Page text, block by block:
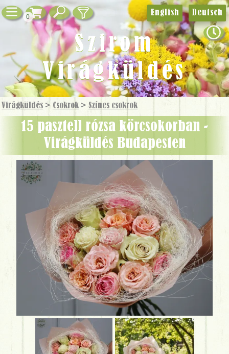
0
Virágküldés > Csokrok >Színes csokrok
15 pasztell rózsa körcsokorban -
Virágküldés Budapesten
English Deutsch
Szirom
Virágküldés